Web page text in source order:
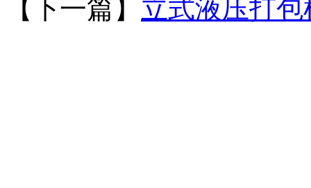
【下一篇】 立式液压打